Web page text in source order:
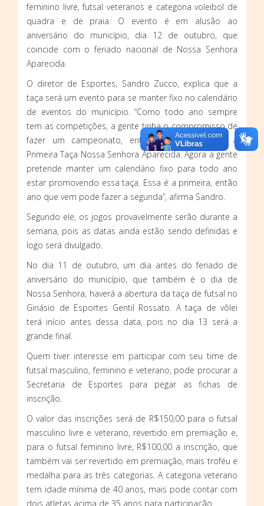
feminino livre, futsal veteranos e categoria voleibol de
quadra e de praia. O evento é em alusão ao
aniversário do município, dia 12 de outubro, que
coincide com o feriado nacional de Nossa Senhora
Aparecida.
O diretor de Esportes, Sandro Zucco, explica que a
taça será um evento para se manter fixo no calendário
de eventos do município. “Como todo ano sempre
tem as competições, a gente tinha o compromisso de
fazer um campeonato, então resolvemos criar a
Primeira Taça Nossa Senhora Aparecida. Agora a gente
pretende manter um calendário fixo para todo ano
estar promovendo essa taça. Essa é a primeira, então
ano que vem pode fazer a segunda”, afirma Sandro.
Segundo ele, os jogos provavelmente serão durante a
semana, pois as datas ainda estão sendo definidas e
logo será divulgado.
No dia 11 de outubro, um dia antes do feriado de
aniversário do município, que também é o dia de
Nossa Senhora, haverá a abertura da taça de futsal no
Ginásio de Esportes Gentil Rossato. A taça de vôlei
terá início antes dessa data, pois no dia 13 será a
grande final.
Quem tiver interesse em participar com seu time de
futsal masculino, feminino e veterano, pode procurar a
Secretaria de Esportes para pegar as fichas de
inscrição.
O valor das inscrições será de R$150,00 para o futsal
masculino livre e veterano, revertido em premiação e,
para o futsal feminino livre, R$100,00 a inscrição, que
também vai ser revertido em premiação, mais troféu e
medalha para as três categorias. A categoria veterano
tem idade mínima de 40 anos, mais pode contar com
dois atletas acima de 35 anos para participação.